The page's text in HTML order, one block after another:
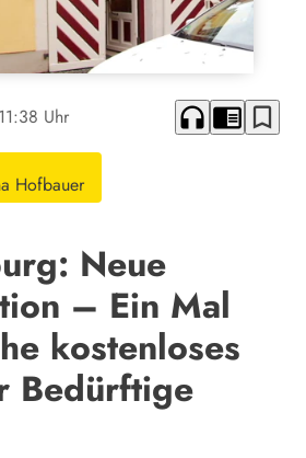
Uhr headphones chrome_reader_mode bookmark_border
Hofbauer
Neue
– Ein Mal
kostenloses
Bedürftige